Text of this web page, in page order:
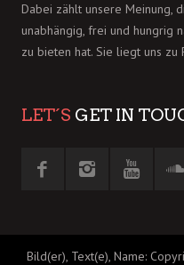
Dabei zählt unsere Meinung,
unabhängig, frei und hungrig
zu bieten hat. Sie liegt uns zu
LET´S GET IN
Bild(er), Text(e), Name: